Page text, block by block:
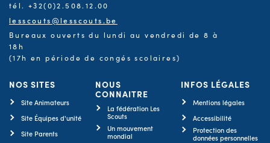
tél. +32(0)2.508.12.00
lesscouts@lesscouts.be
Bureaux ouverts du lundi au vendredi de 8 à
18h
(17h en période de congés scolaires)
NOS SITES
Site Animateurs
Site Équipes d'unité
Site Parents
NOUS
CONNAITRE
La fédération Les
Scouts
Un mouvement
mondial
INFOS LÉGALES
Mentions légales
Accessibilité
Protection des
données personnelles